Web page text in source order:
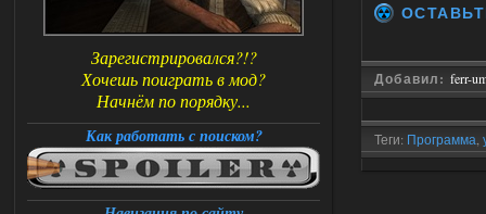
Добавил: ferr-
Теги: Программа
Зарегистрировался?!?
Хочешь поиграть в мод?
Начнём по порядку...
Как работать с поиском?